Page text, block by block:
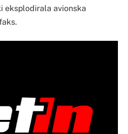
eksplodirala avionska